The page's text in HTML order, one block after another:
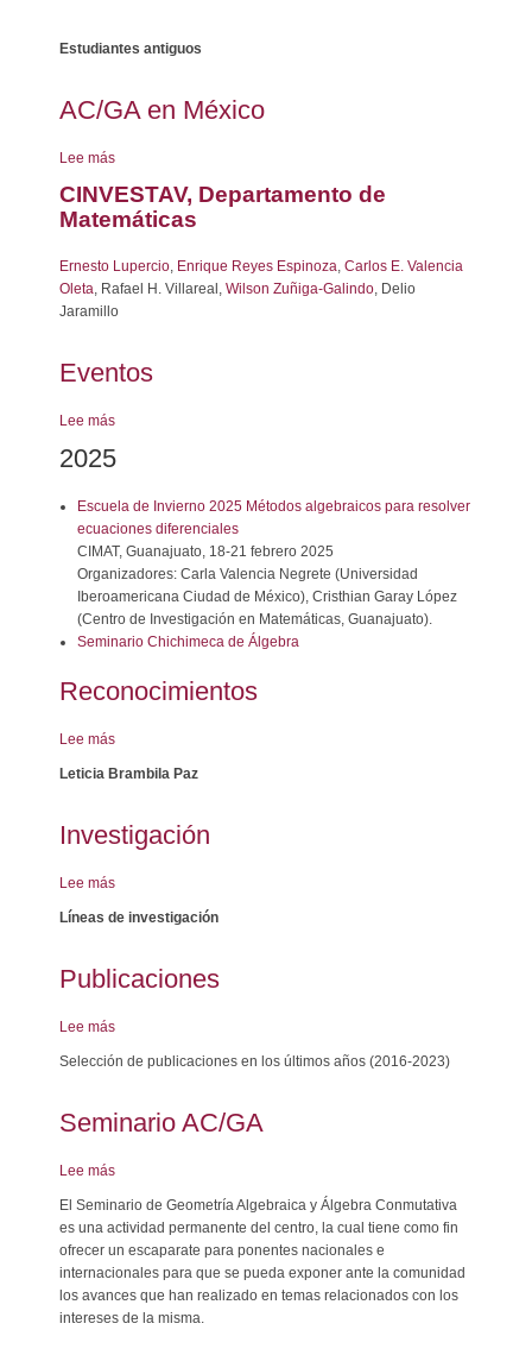
Estudiantes antiguos
AC/GA en México
Lee más
en
México
CINVESTAV, Departamento de
Matemáticas
Ernesto Lupercio, Enrique Reyes Espinoza, Carlos E. Valencia
Oleta, Rafael H. Villareal, Wilson Zuñiga-Galindo, Delio
Jaramillo
Eventos
Lee más
2025
Escuela de Invierno 2025 Métodos algebraicos para resolver
ecuaciones diferenciales
CIMAT, Guanajuato, 18-21 febrero 2025
Organizadores: Carla Valencia Negrete (Universidad
Iberoamericana Ciudad de México), Cristhian Garay López
(Centro de Investigación en Matemáticas, Guanajuato).
Seminario Chichimeca de Álgebra
Reconocimientos
Lee más
Leticia Brambila Paz
Investigación
Lee más
Líneas de investigación
Publicaciones
Lee más
Selección de publicaciones en los últimos años (2016-2023)
Seminario AC/GA
Lee más
El Seminario de Geometría Algebraica y Álgebra Conmutativa
es una actividad permanente del centro, la cual tiene como fin
ofrecer un escaparate para ponentes nacionales e
internacionales para que se pueda exponer ante la comunidad
los avances que han realizado en temas relacionados con los
intereses de la misma.